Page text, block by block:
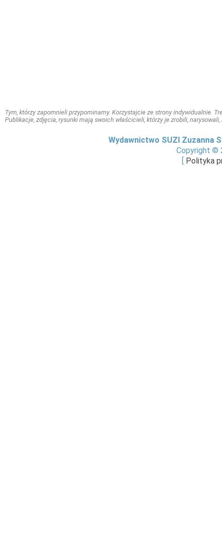
Tym, którzy zapomnieli przypominamy. Korzystajcie ze strony indywidualnie.
Publikacje, zdjęcia, rysunki mają swoich właścicieli, którzy je zrobili,
Wydawnictwo SUZI Zuzanna
Copyright ©
Polityka